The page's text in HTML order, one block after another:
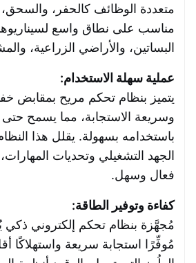
متعددة الوظائف كالحفر،
مناسب على نطاق واسع
البساتين، والأراضي الزراعية،
عملية سهلة الاستخدام:
يتميز بنظام تحكم مريح بمقابض
وسريعة الاستجابة، مما يسمح حتى
باستخدامه بسهولة. يقلل هذا
الجهد التشغيلي وتحديات
فعال وسهل.
كفاءة وتوفير الطاقة:
مُجهَّزة بنظام تحكم إلكتروني ذكي
مُوفِّرًا استجابة سريعة واستهلاكًا